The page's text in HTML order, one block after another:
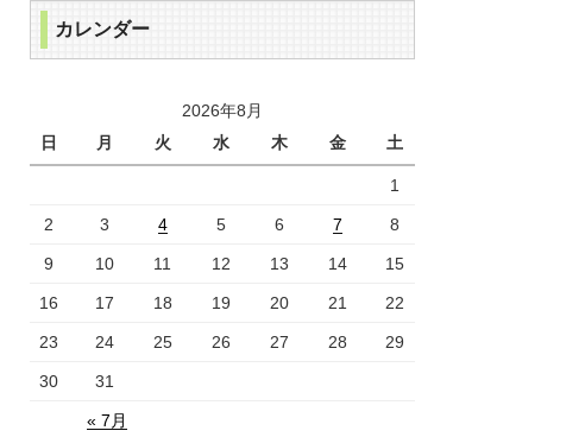
カレンダー
2026年8月
日
月 火 水 木 金 土
« 7月
1
2 3 4 5 6 7 8
9 10 11 12 13 14 15
16 17 18 19 20 21 22
23 24 25 26 27 28 29
30 31